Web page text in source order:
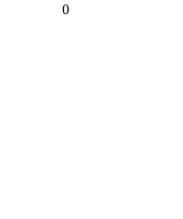
0